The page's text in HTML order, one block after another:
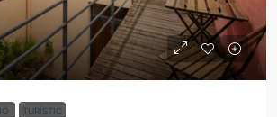
TURÍSTIC